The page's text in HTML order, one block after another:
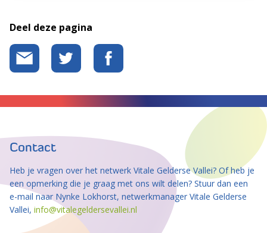
Deel deze pagina
Contact
Heb je vragen over het netwerk Vitale Gelderse Vallei? Of heb je
een opmerking die je graag met ons wilt delen? Stuur dan een
e-mail naar Nynke Lokhorst, netwerkmanager Vitale Gelderse
Vallei, info@vitalegeldersevallei.nl